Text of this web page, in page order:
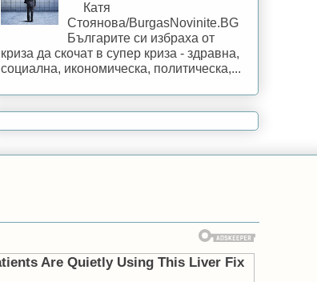
Катя
Стоянова/BurgasNovinite.BG
Българите си избраха от
криза да скочат в супер криза - здравна,
социална, икономическа, политическа,...